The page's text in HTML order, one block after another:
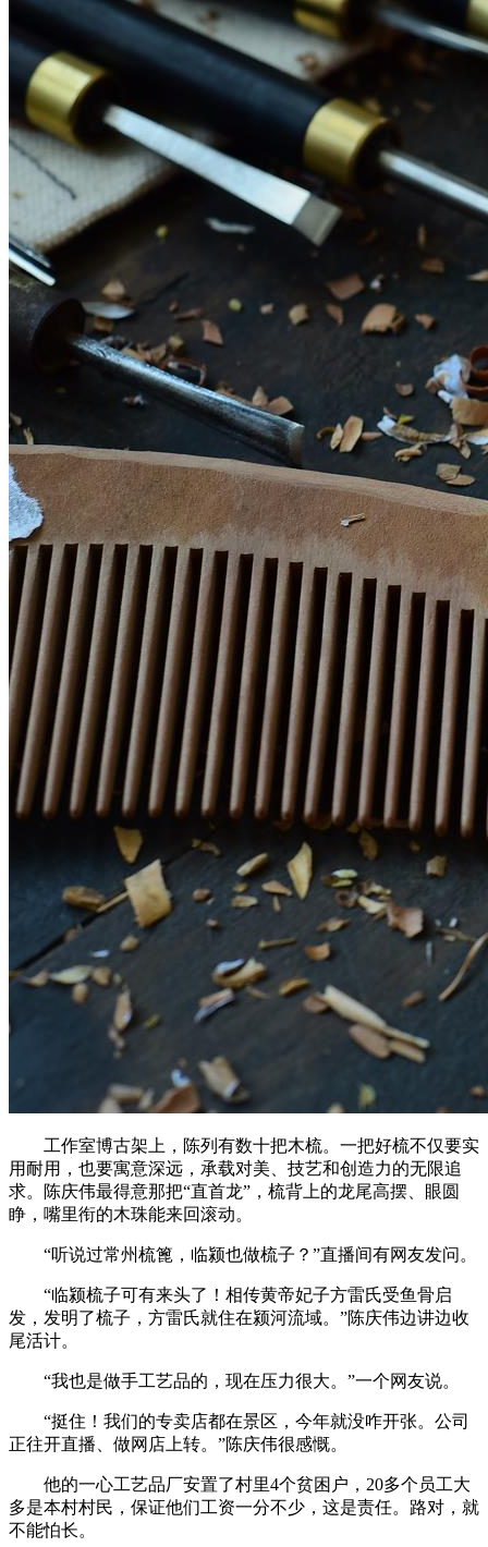
工作室博古架上，陈列有数十把木梳。一把好梳不仅要实
用耐用，也要寓意深远，承载对美、技艺和创造力的无限追
求。陈庆伟最得意那把“直首龙”，梳背上的龙尾高摆、眼圆
睁，嘴里衔的木珠能来回滚动。
“听说过常州梳篦，临颍也做梳子？”直播间有网友发问。
“临颍梳子可有来头了！相传黄帝妃子方雷氏受鱼骨启
发，发明了梳子，方雷氏就住在颍河流域。”陈庆伟边讲边收
尾活计。
“我也是做手工艺品的，现在压力很大。”一个网友说。
“挺住！我们的专卖店都在景区，今年就没咋开张。公司
正往开直播、做网店上转。”陈庆伟很感慨。
他的一心工艺品厂安置了村里4个贫困户，20多个员工大
多是本村村民，保证他们工资一分不少，这是责任。路对，就
不能怕长。